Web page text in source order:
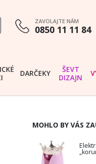
ZAVOLAJTE NÁM
0850 11 11 84
DARČEKY
ŠEVT
DIZAJN
MOHLO BY VÁS